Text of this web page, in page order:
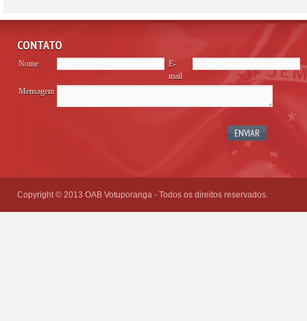
CONTATO
Nome
E-
mail
Mensagem
Copyright © 2013 OAB Votuporanga - Todos os direitos reservados.